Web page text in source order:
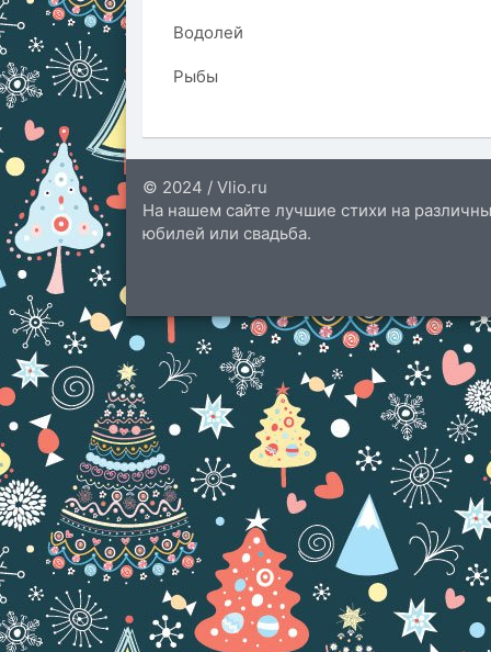
Водолей
Рыбы
© 2024 / Vlio.ru
На нашем сайте лучшие стихи на
юбилей или свадьба.